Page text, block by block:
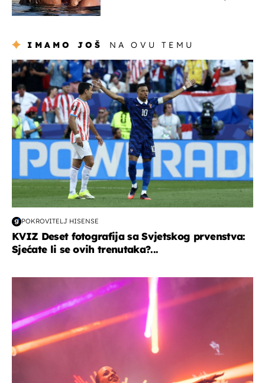
IMAMO JOŠ NA OVU TEMU
svjetsko prvenstvo 2026
POKROVITELJ HISENSE
KVIZ Deset fotografija sa Svjetskog prvenstva:
Sjećate li se ovih trenutaka?...